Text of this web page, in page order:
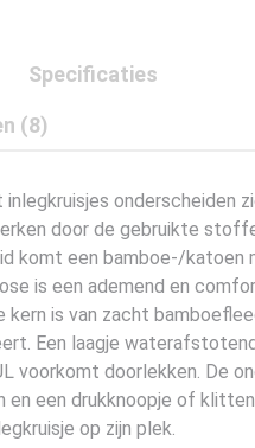
Specificaties
(8)
onderscheiden
door de gebruikte
komt een bamboe-/katoen
is een ademend en
kern is van zacht
Een laagje
voorkomt doorlekken. De
en een drukknoopje of
op zijn plek.